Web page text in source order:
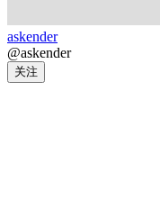
askender
@askender
关注